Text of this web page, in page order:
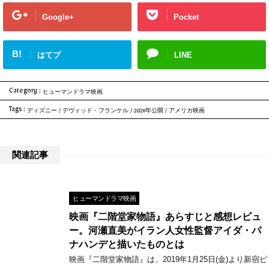
Google+ Pocket
B! はてブ LINE
Category : ヒューマンドラマ映画
Tags : ディズニー / デヴィッド・フランケル / 2026年公開 / アメリカ映画
関連記事
ヒューマンドラマ映画
映画『二階堂家物語』あらすじと感想レビュ
ー。河瀬直美がイラン人女性監督アイダ・パ
ナハンデと描いたものとは
映画『二階堂家物語』は、2019年1月25日(金)より新宿ピ